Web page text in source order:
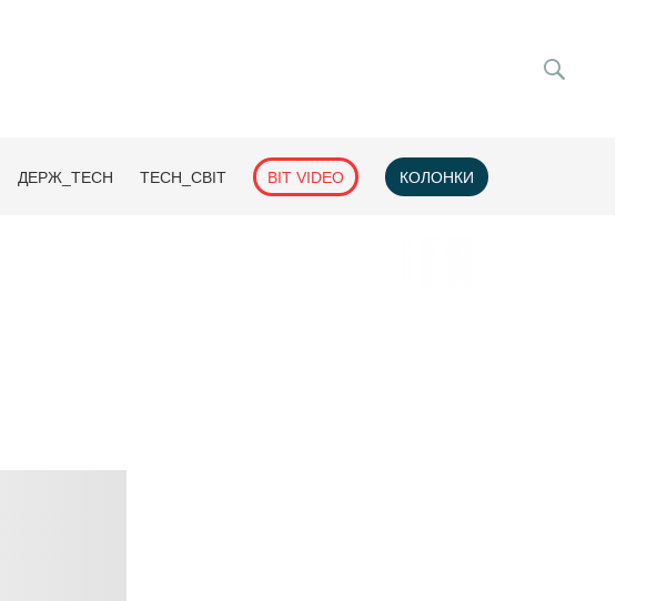
ДЕРЖ_TECH TECH_СВІТ BIT VIDEO КОЛОНКИ